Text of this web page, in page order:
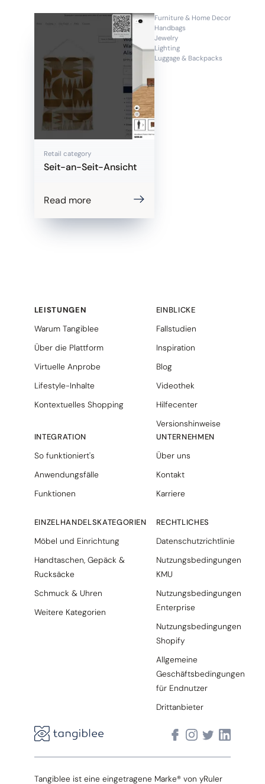
Retail category
Seit-an-Seit-Ansicht
Read more
Furniture & Home Decor
Handbags
Jewelry
Lighting
Luggage & Backpacks
LEISTUNGEN
Warum Tangiblee
Über die Plattform
Virtuelle Anprobe
Lifestyle-Inhalte
Kontextuelles Shopping
INTEGRATION
So funktioniert's
Anwendungsfälle
Funktionen
EINZELHANDELSKATEGORIEN
Möbel und Einrichtung
Handtaschen, Gepäck &
Rucksäcke
Schmuck & Uhren
Weitere Kategorien
EINBLICKE
Fallstudien
Inspiration
Blog
Videothek
Hilfecenter
Versionshinweise
UNTERNEHMEN
Über uns
Kontakt
Karriere
RECHTLICHES
Datenschutzrichtlinie
Nutzungsbedingungen
KMU
Nutzungsbedingungen
Enterprise
Nutzungsbedingungen
Shopify
Allgemeine
Geschäftsbedingungen
für Endnutzer
Drittanbieter
Tangiblee ist eine eingetragene Marke® von yRuler